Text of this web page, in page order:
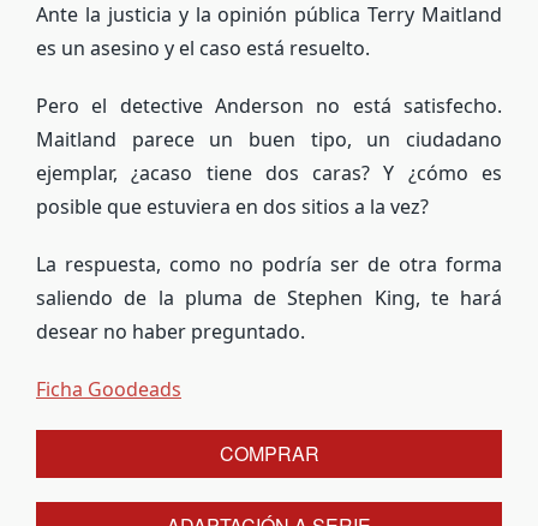
Ante la justicia y la opinión pública Terry Maitland
es un asesino y el caso está resuelto.
Pero el detective Anderson no está satisfecho.
Maitland parece un buen tipo, un ciudadano
ejemplar, ¿acaso tiene dos caras? Y ¿cómo es
posible que estuviera en dos sitios a la vez?
La respuesta, como no podría ser de otra forma
saliendo de la pluma de Stephen King, te hará
desear no haber preguntado.
Ficha Goodeads
COMPRAR